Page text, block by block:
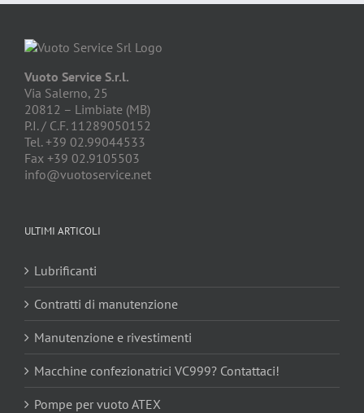
Vuoto Service S.r.l.
Via Salerno, 25
20812 – Limbiate (MB)
P.I. / C.F. 11289050152
Tel. +39 02.99044533
Fax +39 02.9105503
info@vuotoservice.net
ULTIMI ARTICOLI
Lubrificanti
Contratti di manutenzione
Manutenzione e rivestimenti
Macchine confezionatrici VC999? Contattaci!
Pompe per vuoto ATEX